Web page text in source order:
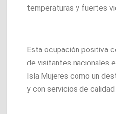
temperaturas y fuertes
Esta ocupación positiva
de visitantes nacionales
Isla Mujeres como un
y con servicios de